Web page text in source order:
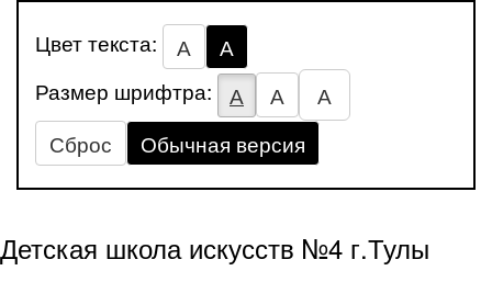
Цвет текста: А
А
Размер шрифтра:
А А
А
Сброс
Обычная версия
Детская школа искусств №4 г.Тулы